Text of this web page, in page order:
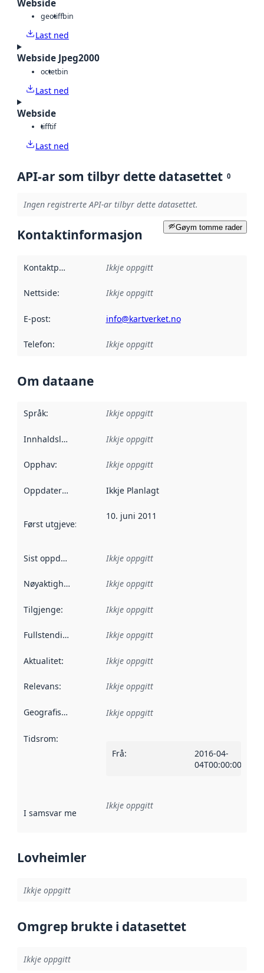
Webside
geotiffbin
Last ned
Webside Jpeg2000
octetbin
Last ned
Webside
tifftif
Last ned
API-ar som tilbyr dette datasettet 0
Ingen registrerte API-ar tilbyr dette datasettet.
Gøym tomme rader
Kontaktinformasjon
Kontaktpunkt Ikkje oppgitt
Nettside: Ikkje oppgitt
E-post: info@kartverket.no
Telefon: Ikkje oppgitt
Om dataane
Språk: Ikkje oppgitt
Innhaldsleverandørar :
Ikkje oppgitt
Opphav: Ikkje oppgitt
Oppdateringsfrekvens :
Ikkje Planlagt
Først utgjeve: Denne datoen seier når dataa i dette
10. juni 2011
Sist oppdatert Ikkje oppgitt
Nøyaktigheit Ikkje oppgitt
Tilgjenge: Ikkje oppgitt
Fullstendigheit Ikkje oppgitt
Aktualitet: Ikkje oppgitt
Relevans: Ikkje oppgitt
Geografisk område Ikkje oppgitt
Tidsrom:
Frå:
2016-04-
04T00:00:00Z
I samsvar med Referanse til ei implementeringsregel eller
Ikkje oppgitt
Lovheimler
Ikkje oppgitt
Omgrep brukte i datasettet
Ikkje oppgitt